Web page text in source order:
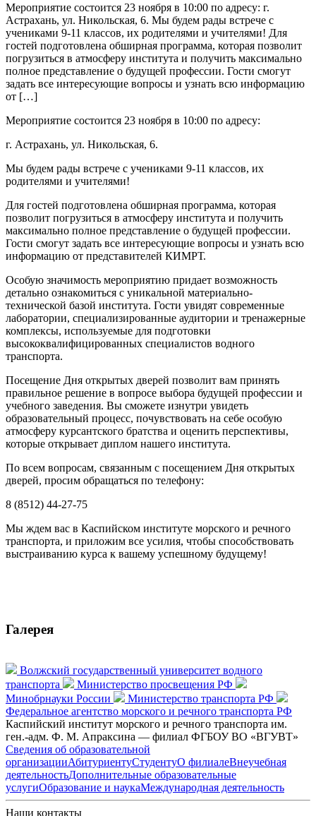
Мероприятие состоится 23 ноября в 10:00 по адресу: г.
Астрахань, ул. Никольская, 6. Мы будем рады встрече с
учениками 9-11 классов, их родителями и учителями! Для
гостей подготовлена обширная программа, которая позволит
погрузиться в атмосферу института и получить максимально
полное представление о будущей профессии. Гости смогут
задать все интересующие вопросы и узнать всю информацию
от […]
Мероприятие состоится 23 ноября в 10:00 по адресу:
г. Астрахань, ул. Никольская, 6.
Мы будем рады встрече с учениками 9-11 классов, их
родителями и учителями!
Для гостей подготовлена обширная программа, которая
позволит погрузиться в атмосферу института и получить
максимально полное представление о будущей профессии.
Гости смогут задать все интересующие вопросы и узнать всю
информацию от представителей КИМРТ.
Особую значимость мероприятию придает возможность
детально ознакомиться с уникальной материально-
технической базой института. Гости увидят современные
лаборатории, специализированные аудитории и тренажерные
комплексы, используемые для подготовки
высококвалифицированных специалистов водного
транспорта.
Посещение Дня открытых дверей позволит вам принять
правильное решение в вопросе выбора будущей профессии и
учебного заведения. Вы сможете изнутри увидеть
образовательный процесс, почувствовать на себе особую
атмосферу курсантского братства и оценить перспективы,
которые открывает диплом нашего института.
По всем вопросам, связанным с посещением Дня открытых
дверей, просим обращаться по телефону:
8 (8512) 44-27-75
Мы ждем вас в Каспийском институте морского и речного
транспорта, и приложим все усилия, чтобы способствовать
выстраиванию курса к вашему успешному будущему!
Галерея
Волжский государственный университет водного
транспорта
Министерство просвещения РФ
Минобрнауки России
Министерство транспорта РФ
Федеральное агентство морского и речного транспорта РФ
Каспийский институт морского и речного транспорта им.
ген.-адм. Ф. М. Апраксина — филиал ФГБОУ ВО «ВГУВТ»
Сведения об образовательной
организацииАбитуриентуСтудентуО филиалеВнеучебная
деятельностьДополнительные образовательные
услугиОбразование и наукаМеждународная деятельность
Наши контакты